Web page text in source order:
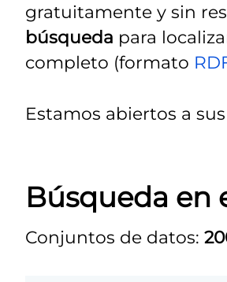
gratuitamente y sin
búsqueda para
completo (formato
Estamos abiertos a
Búsqueda en
Conjuntos de datos: